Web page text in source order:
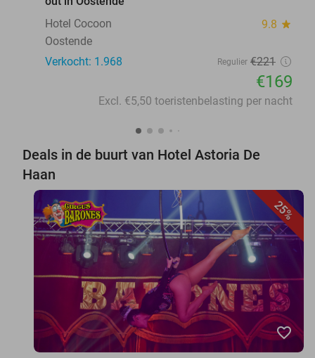
Hotel Cocoon
9.8 star
Oostende
Verkocht: 1.968
Regulier €221
€169
Excl. €5,50 toeristenbelasting per nacht
Deals in de buurt van Hotel Astoria De
Haan
25%
favorite_border